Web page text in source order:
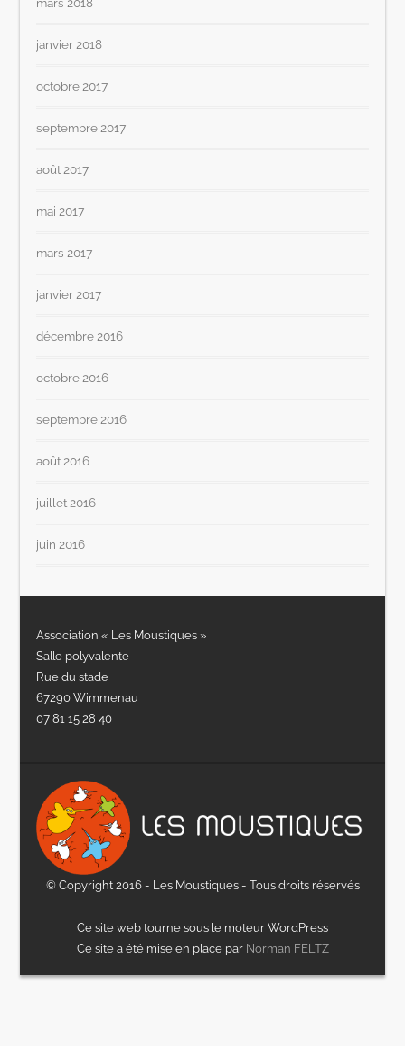
janvier 2018
octobre 2017
septembre 2017
août 2017
mai 2017
mars 2017
janvier 2017
décembre 2016
octobre 2016
septembre 2016
août 2016
juillet 2016
juin 2016
Association « Les Moustiques »
Salle polyvalente
Rue du stade
67290 Wimmenau
07 81 15 28 40
© Copyright 2016 - Les Moustiques - Tous droits réservés
Ce site web tourne sous le moteur WordPress
Ce site a été mise en place par Norman FELTZ